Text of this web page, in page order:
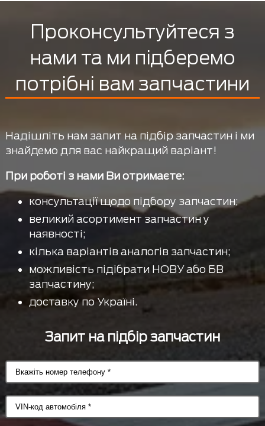
Проконсультуйтеся з
нами та ми підберемо
потрібні вам запчастини
Надішліть нам запит на підбір запчастин і ми
знайдемо для вас найкращий варіант!
При роботі з нами Ви отримаєте:
консультації щодо підбору запчастин;
великий асортимент запчастин у
наявності;
кілька варіантів аналогів запчастин;
можливість підібрати НОВУ або БВ
запчастину;
доставку по Україні.
Запит на підбір запчастин